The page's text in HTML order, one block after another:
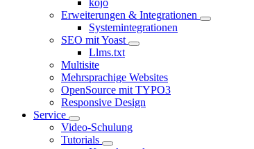
Erweiterungen & Integrationen
Systemintegrationen
SEO mit Yoast
Llms.txt
Multisite
Mehrsprachige Websites
OpenSource mit TYPO3
Responsive Design
Service
Video-Schulung
Tutorials